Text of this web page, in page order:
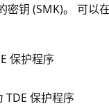
密钥 (SMK)。 可以
保护程序
TDE 保护程序